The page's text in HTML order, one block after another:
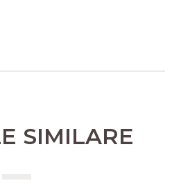
SIMILARE